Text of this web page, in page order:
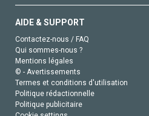
AIDE & SUPPORT
Contactez-nous / FAQ
Qui sommes-nous ?
Mentions légales
© - Avertissements
Termes et conditions d'utilisation
Politique rédactionnelle
Politique publicitaire